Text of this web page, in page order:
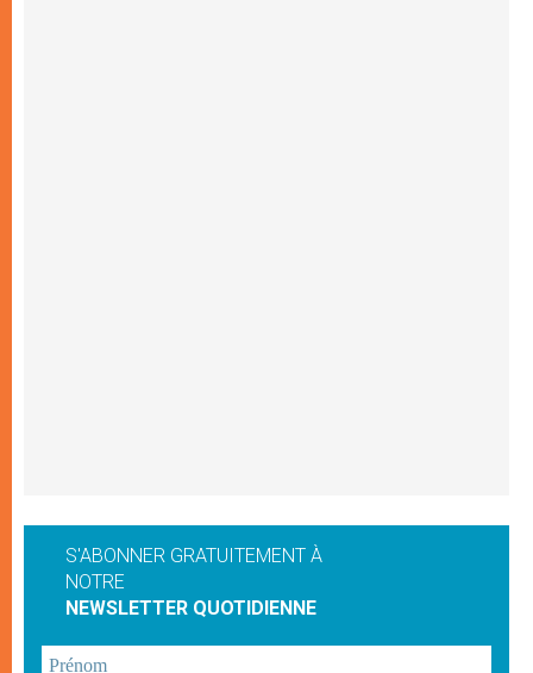
S'ABONNER GRATUITEMENT À
NOTRE
NEWSLETTER QUOTIDIENNE